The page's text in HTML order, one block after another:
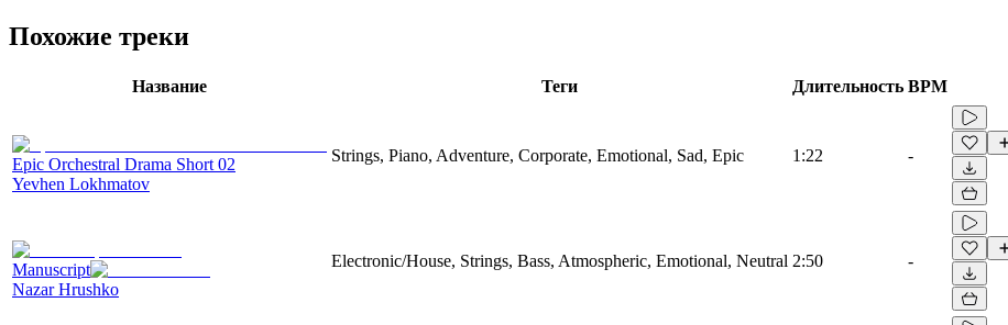
Похожие треки
Название Теги Длительность BPM
Epic Orchestral Drama Short 02
Yevhen Lokhmatov
Strings, Piano, Adventure, Corporate, Emotional, Sad, Epic 1:22 -
Manuscript
Nazar Hrushko
Electronic/House, Strings, Bass, Atmospheric, Emotional, Neutral 2:50 -